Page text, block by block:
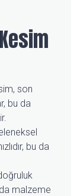
son
bu da
bu da
malzeme